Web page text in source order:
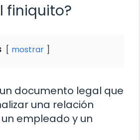
finiquito?
mostrar
documento legal que
una relación
empleado y un